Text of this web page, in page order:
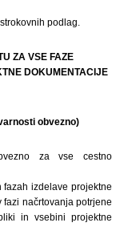
podlag.
ZA VSE FAZE
DOKUMENTACIJE
obvezno)
za vse cestno
izdelave projektne
načrtovanja potrjene
in vsebini projektne